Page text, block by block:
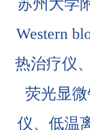
苏州大学
Western
热治疗仪
荧光显
仪、低温